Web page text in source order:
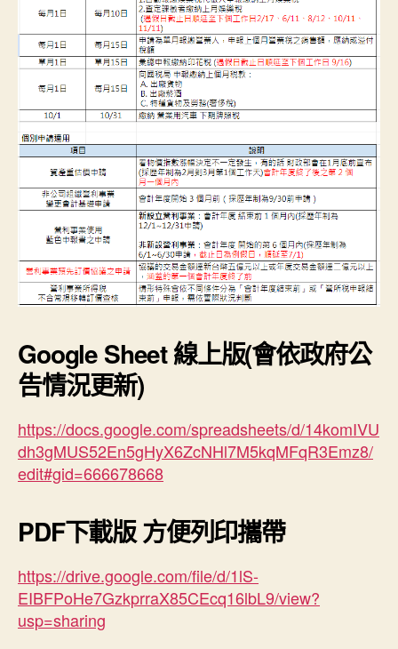
Google Sheet 線上版(會依政府公
告情況更新)
https://docs.google.com/spreadsheets/d/14komIVU
dh3gMUS52En5gHyX6ZcNHl7M5kqMFqR3Emz8/
edit#gid=666678668
PDF下載版 方便列印攜帶
https://drive.google.com/file/d/1lS-
EIBFPoHe7GzkprraX85CEcq16lbL9/view?
usp=sharing